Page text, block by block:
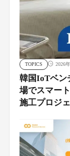
TOPICS 2026
韓国IoTベン
場でスマー
施工プロジ